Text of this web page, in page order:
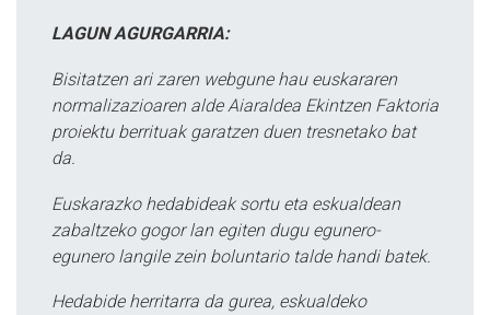
LAGUN AGURGARRIA:
Bisitatzen ari zaren webgune hau euskararen
normalizazioaren alde Aiaraldea Ekintzen Faktoria
proiektu berrituak garatzen duen tresnetako bat
da.
Euskarazko hedabideak sortu eta eskualdean
zabaltzeko gogor lan egiten dugu egunero-
egunero langile zein boluntario talde handi batek.
Hedabide herritarra da gurea, eskualdeko